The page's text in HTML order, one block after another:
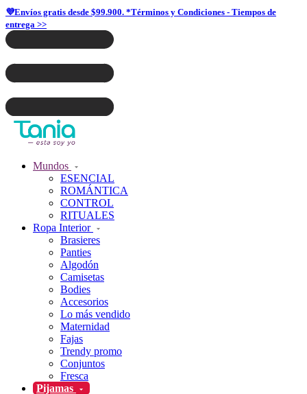
💜Envíos gratis desde $99.900. *Términos y Condiciones - Tiempos de
entrega >>
Mundos
ESENCIAL
ROMÁNTICA
CONTROL
RITUALES
Ropa Interior
Brasieres
Panties
Algodón
Camisetas
Bodies
Accesorios
Lo más vendido
Maternidad
Fajas
Trendy promo
Conjuntos
Fresca
Pijamas